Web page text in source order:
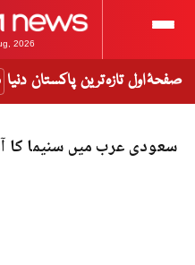
2026
صفحۂ اول تازہ ترین پاکستان دنیا
سعودی عرب میں سنیما کا